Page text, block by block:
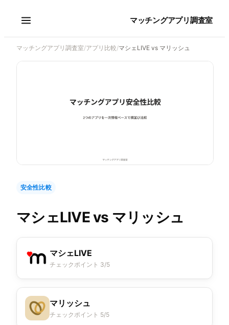
マッチングアプリ調査室
マッチングアプリ調査室/アプリ比較/マシェLIVE vs マリッシュ
安全性比較
マシェLIVEvs マリッシュ
マシェLIVE
チェックポイント 3/5
マリッシュ
チェックポイント 5/5